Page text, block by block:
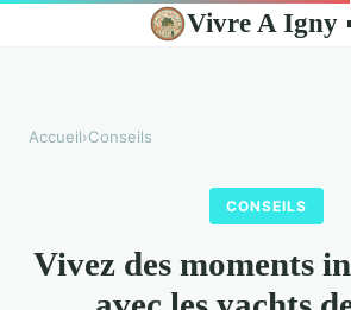
Vivre A Igny
Accueil›Conseils
CONSEILS
Vivez des moments